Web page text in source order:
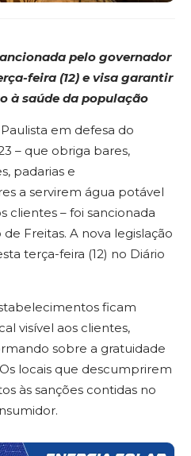
pelo governador
feira (12) e visa garantir
à saúde da população
em defesa do
– que obriga bares,
padarias e
a servirem água potável
clientes – foi sancionada
Freitas. A nova legislação
terça-feira (12) no Diário
ficam
visível aos clientes,
sobre a gratuidade
locais que descumprirem
às sanções contidas no